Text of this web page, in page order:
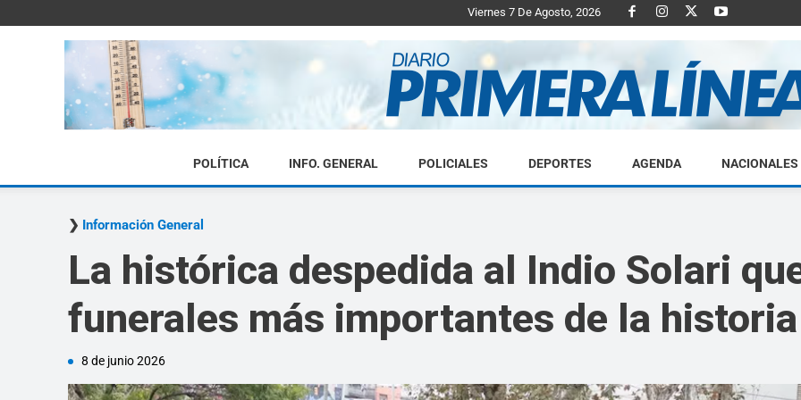
Viernes 7 De Agosto, 2026
Diario
Primera
POLÍTICA INFO. GENERAL POLICIALES DEPORTES AGENDA NACIONALES
Información General
La histórica despedida al Indio Solari
funerales más importantes de la historia
8 de junio 2026